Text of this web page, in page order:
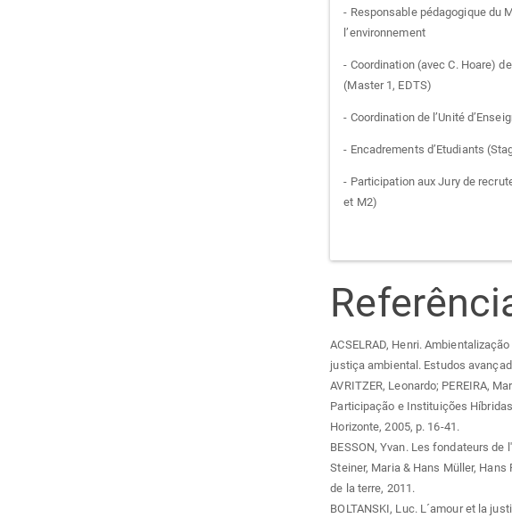
- Responsable pédagogique du
l’environnement
- Coordination (avec C. Hoare)
(Master 1, EDTS)
- Coordination de l’Unité
- Encadrements d’Etudiants
- Participation aux Jury de
et M2)
ACSELRAD, Henri.
justiça ambiental. Estudos
AVRITZER, Leonardo; PEREIRA,
Participação e Instituições
Horizonte, 2005, p. 16-41.
BESSON, Yvan. Les fondateurs
Steiner, Maria & Hans Müller,
de la terre, 2011.
BOLTANSKI, Luc. L´amour et la